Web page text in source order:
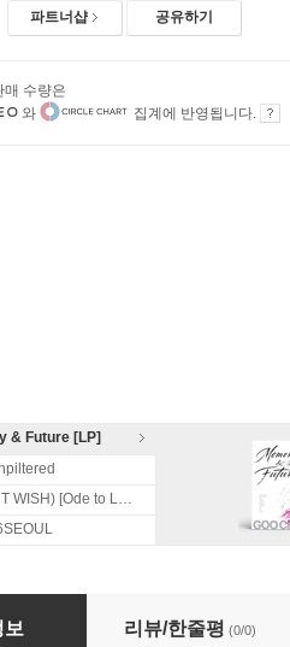
파트너샵 공유하기
매 수량은
와
집계에 반영됩니다.
& Future [LP]
엔시티 위시 (NCT WISH) [Ode to Love]
- 다 큰 애들 이야기
보 리뷰/한줄평 (0/0)